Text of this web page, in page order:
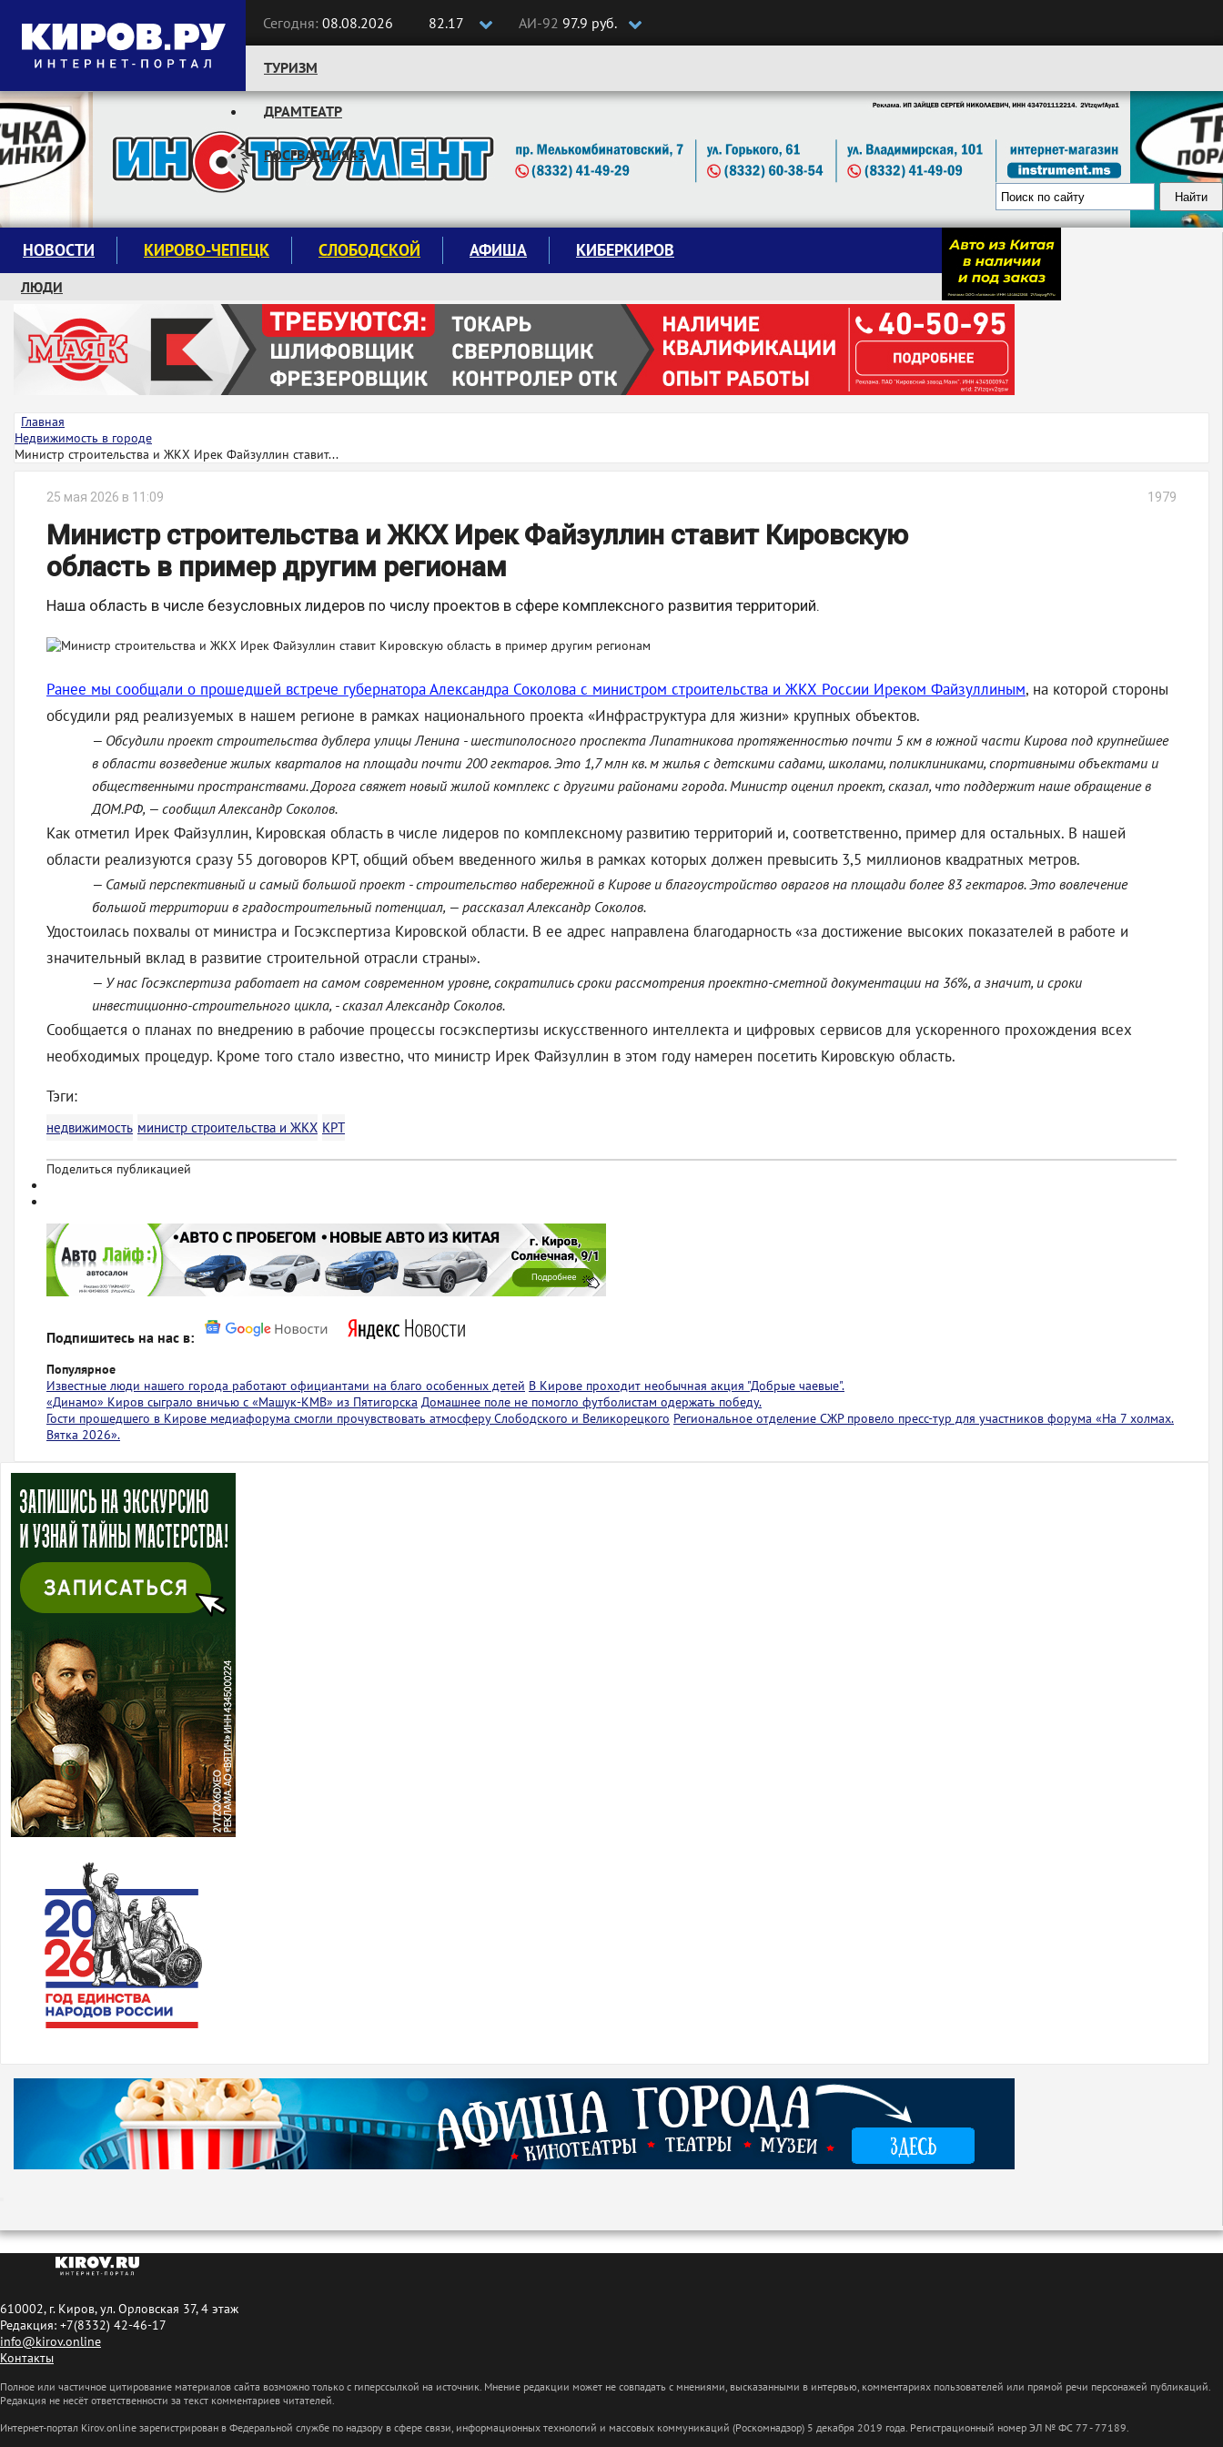
Сегодня: 08.08.2026 82.17 АИ-92 97.9 руб.
Следите за новостями:
ТУРИЗМ
ДРАМТЕАТР
РОСГВАРДИЯ43
НОВОСТИ КИРОВО-ЧЕПЕЦК СЛОБОДСКОЙ АФИША КИБЕРКИРОВ
ЛЮДИ
КРУЖКИ И СЕКЦИИ
ЗАВОДУ "МАЯК" 85 ЛЕТ
ЭКОЛОГИЯ
Главная
Недвижимость в городе
Министр строительства и ЖКХ Ирек Файзуллин ставит...
25 мая 2026 в 11:09 1979
Министр строительства и ЖКХ Ирек Файзуллин ставит Кировскую
область в пример другим регионам
Наша область в числе безусловных лидеров по числу проектов в сфере комплексного развития территорий.
Ранее мы сообщали о прошедшей встрече губернатора Александра Соколова с министром строительства и ЖКХ России Иреком Файзуллиным, на которой стороны
обсудили ряд реализуемых в нашем регионе в рамках национального проекта «Инфраструктура для жизни» крупных объектов.
— Обсудили проект строительства дублера улицы Ленина - шестиполосного проспекта Липатникова протяженностью почти 5 км в южной части Кирова под крупнейшее
в области возведение жилых кварталов на площади почти 200 гектаров. Это 1,7 млн кв. м жилья с детскими садами, школами, поликлиниками, спортивными объектами и
общественными пространствами. Дорога свяжет новый жилой комплекс с другими районами города. Министр оценил проект, сказал, что поддержит наше обращение в
ДОМ.РФ, — сообщил Александр Соколов.
Как отметил Ирек Файзуллин, Кировская область в числе лидеров по комплексному развитию территорий и, соответственно, пример для остальных. В нашей
области реализуются сразу 55 договоров КРТ, общий объем введенного жилья в рамках которых должен превысить 3,5 миллионов квадратных метров.
— Самый перспективный и самый большой проект - строительство набережной в Кирове и благоустройство оврагов на площади более 83 гектаров. Это вовлечение
большой территории в градостроительный потенциал, — рассказал Александр Соколов.
Удостоилась похвалы от министра и Госэкспертиза Кировской области. В ее адрес направлена благодарность «за достижение высоких показателей в работе и
значительный вклад в развитие строительной отрасли страны».
— У нас Госэкспертиза работает на самом современном уровне, сократились сроки рассмотрения проектно-сметной документации на 36%, а значит, и сроки
инвестиционно-строительного цикла, - сказал Александр Соколов.
Сообщается о планах по внедрению в рабочие процессы госэкспертизы искусственного интеллекта и цифровых сервисов для ускоренного прохождения всех
необходимых процедур. Кроме того стало известно, что министр Ирек Файзуллин в этом году намерен посетить Кировскую область.
Тэги:
недвижимость министр строительства и ЖКХ КРТ
Поделиться публикацией
Подпишитесь на нас в:
Популярное
Известные люди нашего города работают официантами на благо особенных детей В Кирове проходит необычная акция "Добрые чаевые".
«Динамо» Киров сыграло вничью с ​​​​«Машук-КМВ» из Пятигорска Домашнее поле не помогло футболистам одержать победу.
Гости прошедшего в Кирове медиафорума смогли прочувствовать атмосферу Слободского и Великорецкого Региональное отделение СЖР провело пресс-тур для участников форума «На 7 холмах.
Вятка 2026».
610002, г. Киров, ул. Орловская 37, 4 этаж
Редакция: +7(8332) 42-46-17
info@kirov.online
Контакты
Полное или частичное цитирование материалов сайта возможно только с гиперссылкой на источник. Мнение редакции может не совпадать с мнениями, высказанными в интервью, комментариях пользователей или прямой речи персонажей публикаций.
Редакция не несёт ответственности за текст комментариев читателей.
Интернет-портал Kirov.online зарегистрирован в Федеральной службе по надзору в сфере связи, информационных технологий и массовых коммуникаций (Роскомнадзор) 5 декабря 2019 года. Регистрационный номер ЭЛ № ФС 77 - 77189.